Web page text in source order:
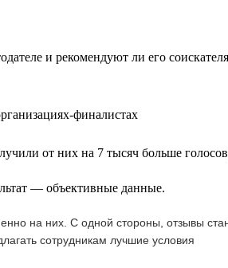
и рекомендуют ли его
финалистах
от них на 7 тысяч больше
— объективные данные.
на них. С одной стороны, отзывы
сотрудникам лучшие условия